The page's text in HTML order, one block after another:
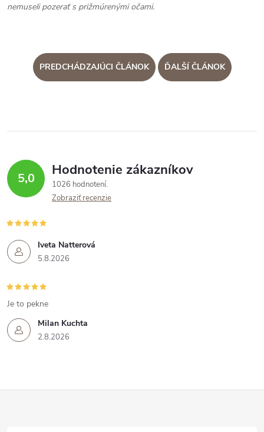
nemuseli pozerať s prižmúrenými očami.
PREDCHÁDZAJÚCI ČLÁNOK ĎALŠÍ ČLÁNOK
5,0 Hodnotenie zákazníkov
1026 hodnotení
Zobraziť recenzie
Iveta Natterová
5.8.2026
Milan Kuchta
2.8.2026
Je to pekne